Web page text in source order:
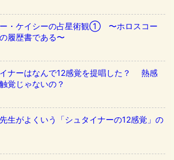
・ケイシーの占星術観① 〜ホロスコー
履歴書である〜
ナーはなんで12感覚を提唱した？ 熱感
覚じゃないの？
生がよくいう「シュタイナーの12感覚」の